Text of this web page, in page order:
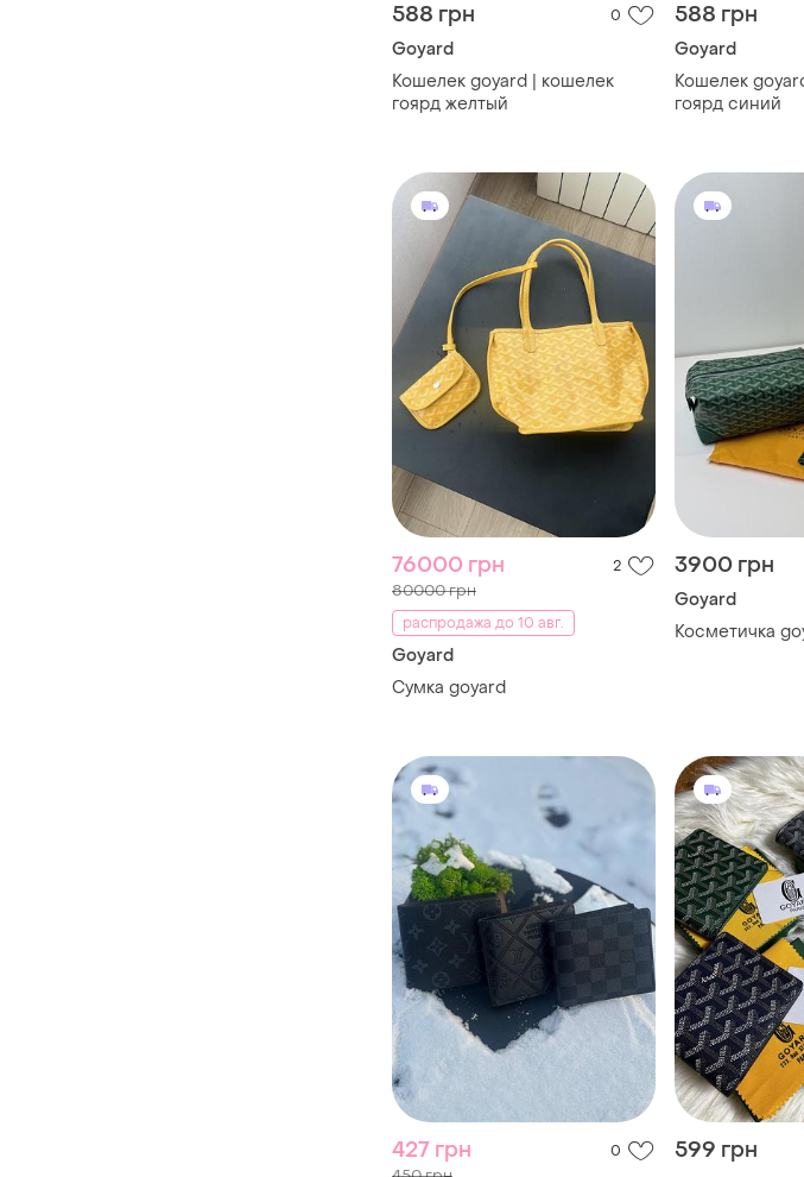
588 грн 0
Goyard
Кошелек goyard | кошелек
гоярд желтый
588 грн
Goyard
Кошелек
гоярд синий
76000 грн 2
80000 грн
распродажа до 10 авг.
Goyard
Сумка goyard
3900 грн
Goyard
Косметичка
427 грн 0 599 грн